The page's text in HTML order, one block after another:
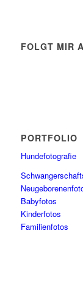
FOLGT MIR
PORTFOLIO
Hundefotografie
Babyfotos
Kinderfotos
Familienfotos